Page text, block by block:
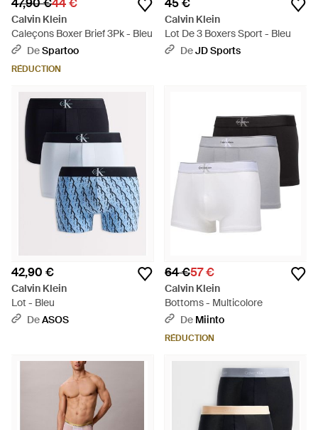
47,90 €44 €
Calvin Klein
Caleçons Boxer Brief 3Pk - Bleu
DeSpartoo
RÉDUCTION
45 €
Calvin Klein
Lot De 3 Boxers Sport - Bleu
DeJD Sports
42,90 €
Calvin Klein
Lot - Bleu
DeASOS
64 €57 €
Calvin Klein
Bottoms - Multicolore
De Miinto
RÉDUCTION